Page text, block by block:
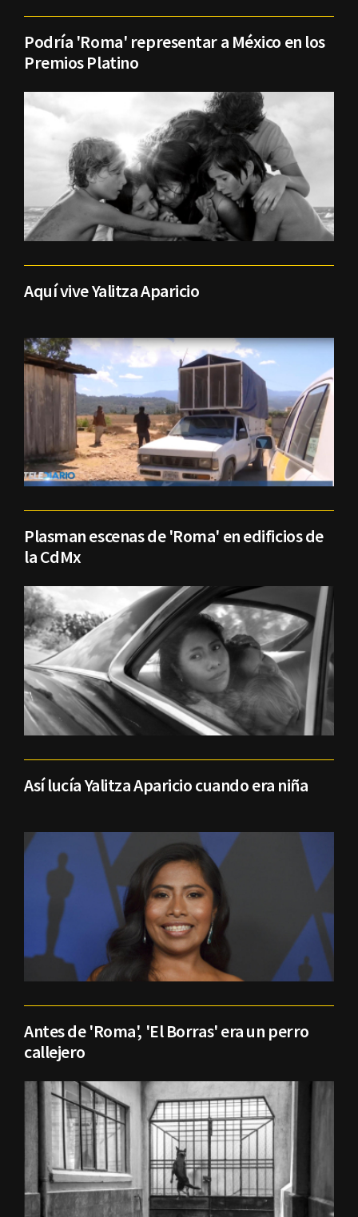
Podría 'Roma' representar a México en los
Premios Platino
Aquí vive Yalitza Aparicio
Plasman escenas de 'Roma' en edificios de
la CdMx
Así lucía Yalitza Aparicio cuando era niña
Antes de 'Roma', 'El Borras' era un perro
callejero